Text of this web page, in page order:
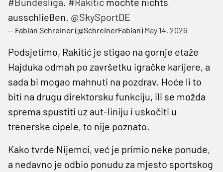
ausschließen. @SkySportDE
— Fabian Schreiner (@SchreinerFabian)May 14, 2026
Podsjetimo, Rakitić je stigao na gornje etaže
Hajduka odmah po završetku igračke karijere, a
sada bi mogao mahnuti na pozdrav. Hoće li to
biti na drugu direktorsku funkciju, ili se možda
sprema spustiti uz aut-liniju i uskočiti u
trenerske cipele, to nije poznato.
Kako tvrde Nijemci, već je primio neke ponude,
a nedavno je odbio ponudu za mjesto sportskog